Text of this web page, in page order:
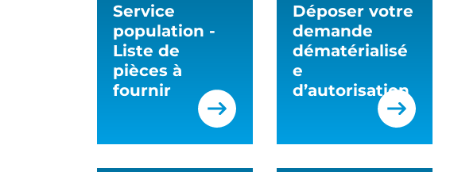
Service
population -
Liste de
pièces à
fournir
Déposer votre
demande
dématérialisé
e
d’autorisation